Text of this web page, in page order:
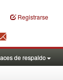
Registrarse
de respaldo